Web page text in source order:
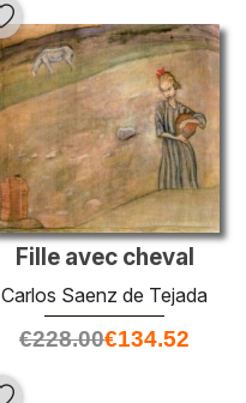
Fille avec cheval
Carlos Saenz de Tejada
€228.00€134.52